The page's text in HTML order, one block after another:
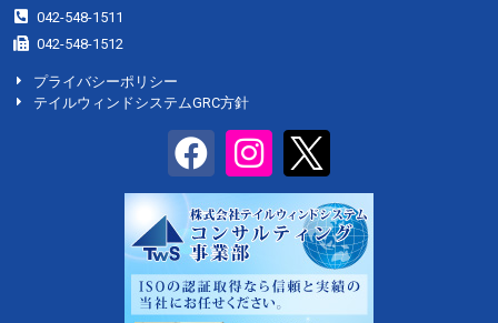
042-548-1511
042-548-1512
プライバシーポリシー
テイルウィンドシステムGRC方針